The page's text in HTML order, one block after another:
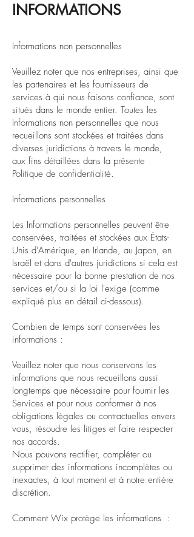
INFORMATIONS
Informations non personnelles
Veuillez noter que nos entreprises, ainsi que
les partenaires et les fournisseurs de
services à qui nous faisons confiance, sont
situés dans le monde entier. Toutes les
Informations non personnelles que nous
recueillons sont stockées et traitées dans
diverses juridictions à travers le monde,
aux fins détaillées dans la présente
Politique de confidentialité.
Informations personnelles
Les Informations personnelles peuvent être
conservées, traitées et stockées aux États-
Unis d'Amérique, en Irlande, au Japon, en
Israël et dans d'autres juridictions si cela est
nécessaire pour la bonne prestation de nos
services et/ou si la loi l'exige (comme
expliqué plus en détail ci-dessous).
Combien de temps sont conservées les
informations :
Veuillez noter que nous conservons les
informations que nous recueillons aussi
longtemps que nécessaire pour fournir les
Services et pour nous conformer à nos
obligations légales ou contractuelles envers
vous, résoudre les litiges et faire respecter
nos accords.
Nous pouvons rectifier, compléter ou
supprimer des informations incomplètes ou
inexactes, à tout moment et à notre entière
discrétion.
Comment Wix protège les informations :